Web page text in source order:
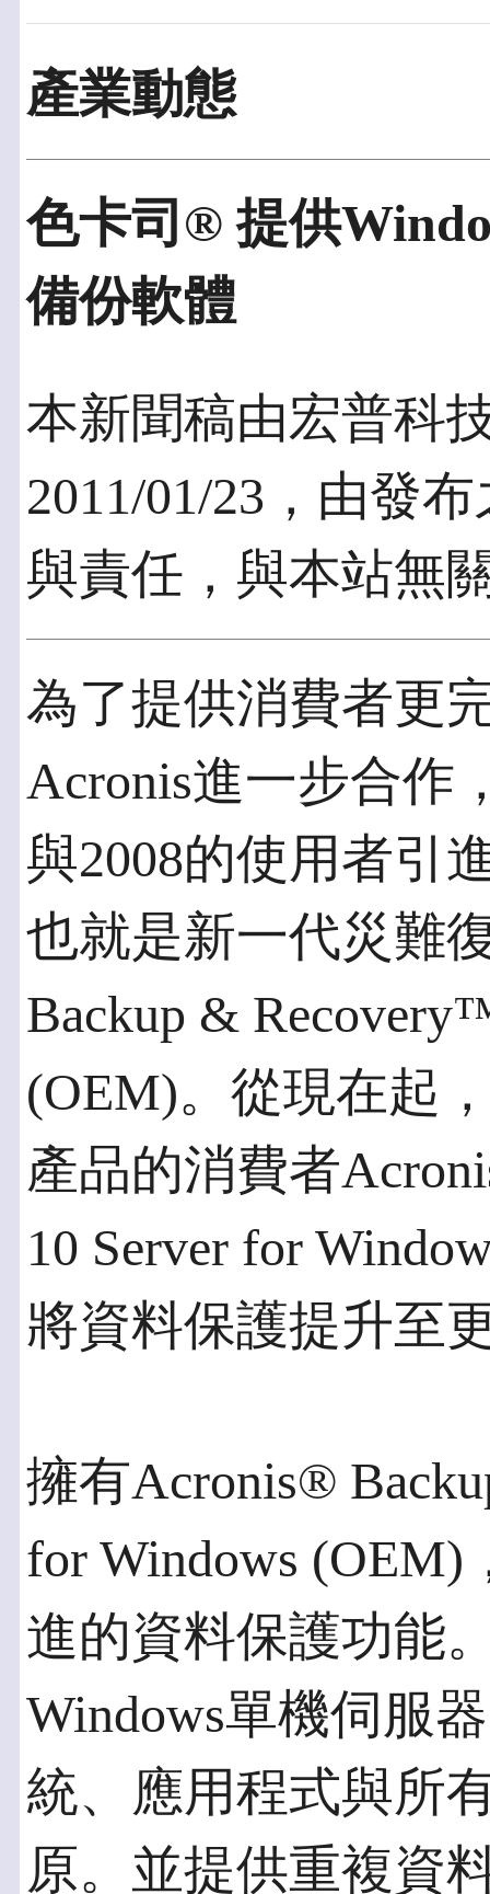
產業動態
色卡司® 提供
備份軟體
本新聞稿由宏普科
2011/01/23，由發
與責任，與本站無
為了提供消費者更
Acronis進一步合作
與2008的使用者引
也就是新一代災難
Backup &
(OEM)。從現在起
產品的消費者
10 Server for
將資料保護提升至
擁有Acronis®
for Windows
進的資料保護功能
Windows單機伺服
統、應用程式與所
原。並提供重複資